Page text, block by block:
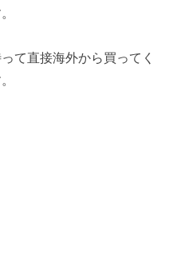
て直接海外から買ってく